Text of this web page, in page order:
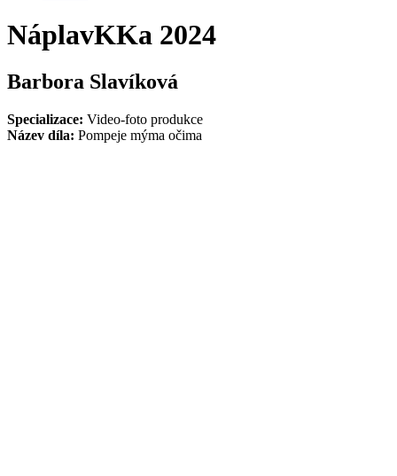
NáplavKKa 2024
Barbora Slavíková
Specializace: Video-foto produkce
Název díla: Pompeje mýma očima